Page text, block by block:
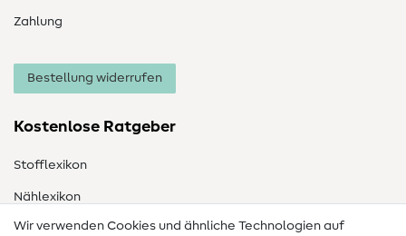
Zahlung
Bestellung widerrufen
Kostenlose Ratgeber
Stofflexikon
Nählexikon
Nähanleitungen
Wir verwenden Cookies und ähnliche Technologien auf